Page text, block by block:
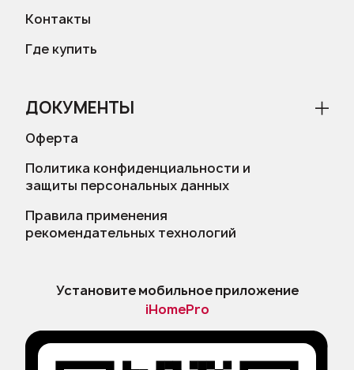
Контакты
Где купить
ДОКУМЕНТЫ
Оферта
Политика конфиденциальности и
защиты персональных данных
Правила применения
рекомендательных технологий
Установите мобильное приложение
iHomePro